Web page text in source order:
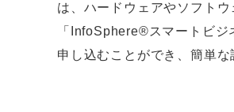
は、ハードウェアやソフト
「InfoSphere®スマートビ
申し込むことができ、簡単